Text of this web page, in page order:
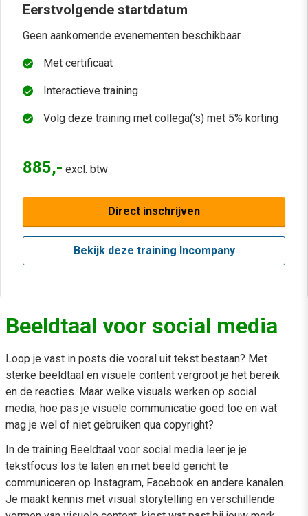
Beeldtaal voor social media
Loop je vast in posts die vooral uit tekst bestaan? Met
sterke beeldtaal en visuele content vergroot je het bereik
en de reacties. Maar welke visuals werken op social
media, hoe pas je visuele communicatie goed toe en wat
mag je wel of niet gebruiken qua copyright?
In de training Beeldtaal voor social media leer je je
tekstfocus los te laten en met beeld gericht te
communiceren op Instagram, Facebook en andere kanalen.
Je maakt kennis met visual storytelling en verschillende
Eerstvolgende startdatum
Geen aankomende evenementen beschikbaar.
Direct inschrijven
Bekijk deze training Incompany
885,- excl. btw
Met certificaat
Interactieve training
Volg deze training met collega(’s) met 5% korting